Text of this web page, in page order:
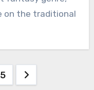
on the traditional
5